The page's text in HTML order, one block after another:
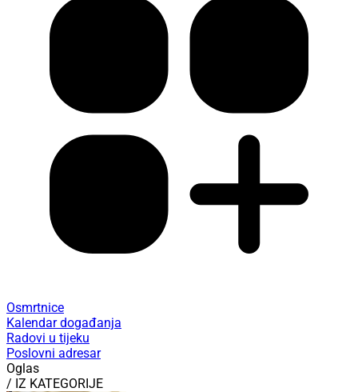
Osmrtnice
Kalendar događanja
Radovi u tijeku
Poslovni adresar
Oglas
/ IZ KATEGORIJE